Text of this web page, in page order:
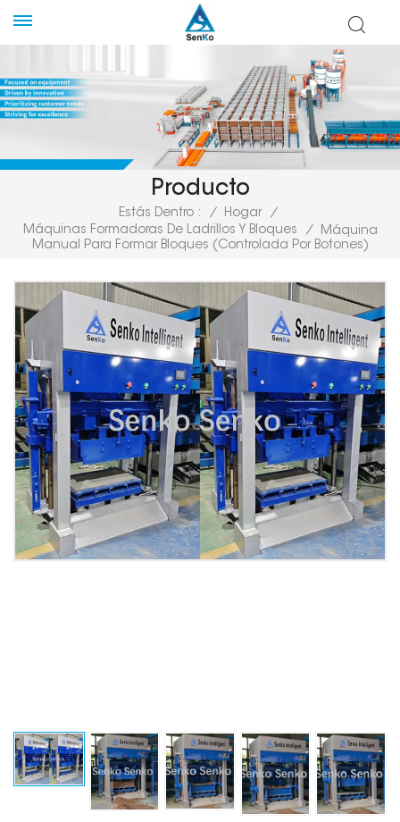
Producto
Estás Dentro : / Hogar
/
Máquinas Formadoras De Ladrillos Y Bloques
/
Máquina
Manual Para Formar Bloques (controlada Por Botones)